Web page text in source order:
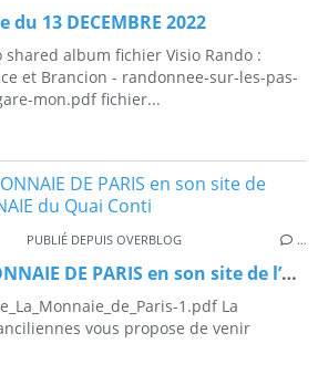
13 DECEMBRE 2022
album fichier Visio Rando :
et Brancion - randonnee-sur-les-pas-
mon.pdf fichier...
PUBLIÉ DEPUIS OVERBLOG …
Le musée de LA MONNAIE DE PARIS en son site de l’HÔTEL DE LA MONNAIE du Quai Conti
1.pdf La
vous propose de venir